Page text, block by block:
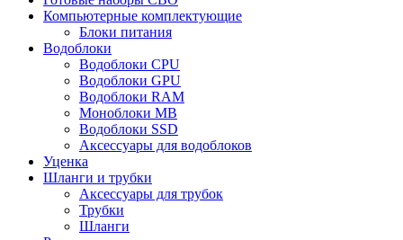
Компьютерные комплектующие
Блоки питания
Водоблоки
Водоблоки CPU
Водоблоки GPU
Водоблоки RAM
Моноблоки MB
Водоблоки SSD
Аксессуары для водоблоков
Уценка
Шланги и трубки
Аксессуары для трубок
Трубки
Шланги